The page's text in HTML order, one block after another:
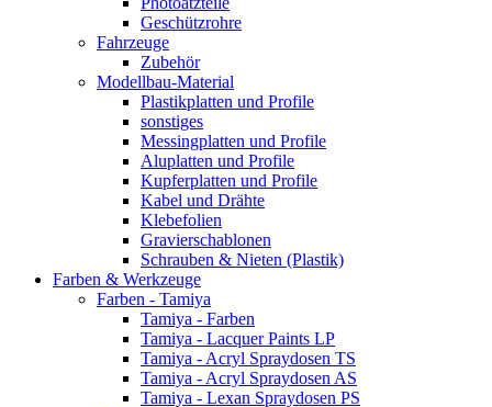
Geschützrohre
Fahrzeuge
Zubehör
Modellbau-Material
Plastikplatten und Profile
sonstiges
Messingplatten und Profile
Aluplatten und Profile
Kupferplatten und Profile
Kabel und Drähte
Klebefolien
Gravierschablonen
Schrauben & Nieten (Plastik)
Farben & Werkzeuge
Farben - Tamiya
Tamiya - Farben
Tamiya - Lacquer Paints LP
Tamiya - Acryl Spraydosen TS
Tamiya - Acryl Spraydosen AS
Tamiya - Lexan Spraydosen PS